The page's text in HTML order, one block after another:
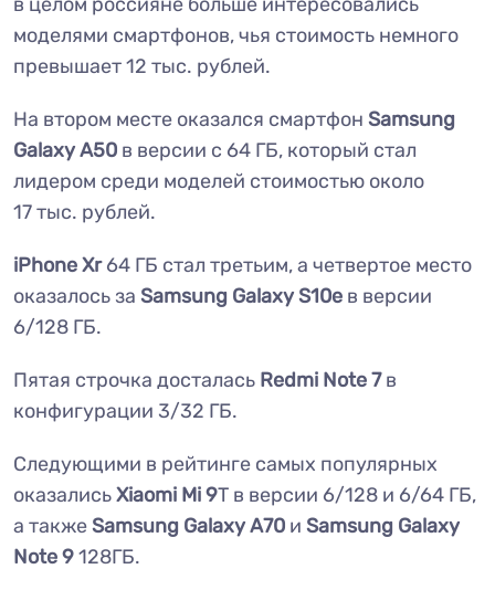
моделями смартфонов, чья стоимость немного
превышает 12 тыс. рублей.
На втором месте оказался смартфон Samsung
Galaxy A50 в версии с 64 ГБ, который стал
лидером среди моделей стоимостью около
17 тыс. рублей.
iPhone Xr64 ГБ стал третьим, а четвертое место
оказалось за Samsung Galaxy S10e в версии
6/128 ГБ.
Пятая строчка досталась Redmi Note 7в
конфигурации 3/32 ГБ.
Следующими в рейтинге самых популярных
оказалисьXiaomi Mi 9T в версии 6/128 и 6/64 ГБ,
а такжеSamsung Galaxy A70 и Samsung Galaxy
Note 9128ГБ.